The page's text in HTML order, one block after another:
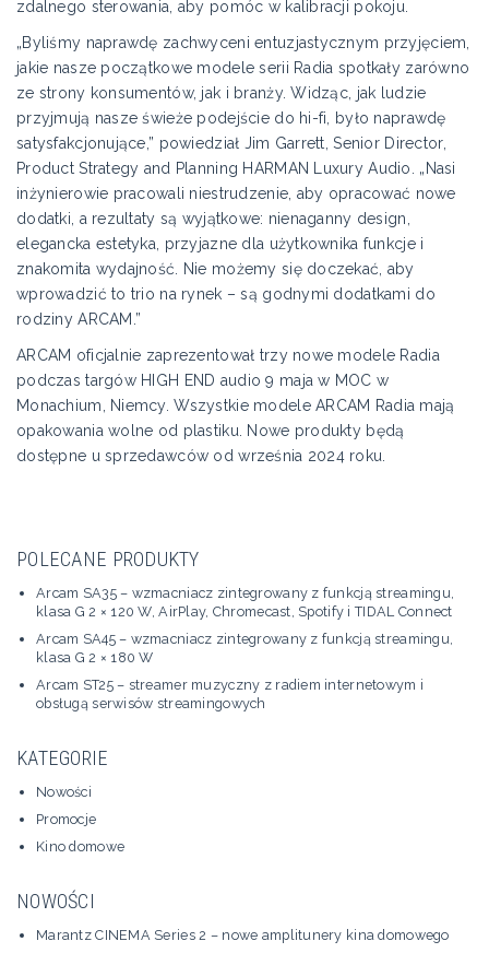
zdalnego sterowania, aby pomóc w kalibracji pokoju.
„Byliśmy naprawdę zachwyceni entuzjastycznym przyjęciem,
jakie nasze początkowe modele serii Radia spotkały zarówno
ze strony konsumentów, jak i branży. Widząc, jak ludzie
przyjmują nasze świeże podejście do hi-fi, było naprawdę
satysfakcjonujące,” powiedział Jim Garrett, Senior Director,
Product Strategy and Planning HARMAN Luxury Audio. „Nasi
inżynierowie pracowali niestrudzenie, aby opracować nowe
dodatki, a rezultaty są wyjątkowe: nienaganny design,
elegancka estetyka, przyjazne dla użytkownika funkcje i
znakomita wydajność. Nie możemy się doczekać, aby
wprowadzić to trio na rynek – są godnymi dodatkami do
rodziny ARCAM.”
ARCAM oficjalnie zaprezentował trzy nowe modele Radia
podczas targów HIGH END audio 9 maja w MOC w
Monachium, Niemcy. Wszystkie modele ARCAM Radia mają
opakowania wolne od plastiku. Nowe produkty będą
dostępne u sprzedawców od września 2024 roku.
POLECANE PRODUKTY
Arcam SA35 – wzmacniacz zintegrowany z funkcją streamingu,
klasa G 2 × 120 W, AirPlay, Chromecast, Spotify i TIDAL Connect
Arcam SA45 – wzmacniacz zintegrowany z funkcją streamingu,
klasa G 2 × 180 W
Arcam ST25 – streamer muzyczny z radiem internetowym i
obsługą serwisów streamingowych
KATEGORIE
Nowości
Promocje
Kino domowe
NOWOŚCI
Marantz CINEMA Series 2 – nowe amplitunery kina domowego